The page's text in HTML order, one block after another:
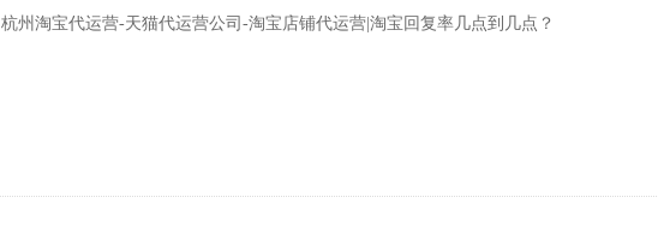
杭州淘宝代运营-天猫代运营公司-淘宝店铺代运营|淘宝回复率几点到几点？